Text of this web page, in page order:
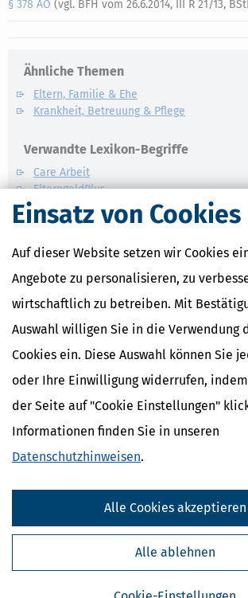
Einsatz von Cookies
Auf dieser Website setzen wir Cookies
Angebote zu personalisieren, zu
wirtschaftlich zu betreiben. Mit
Auswahl willigen Sie in die Verwendung
Cookies ein. Diese Auswahl können Sie
oder Ihre Einwilligung widerrufen,
der Seite auf "Cookie Einstellungen"
Informationen finden Sie in unseren
Datenschutzhinweisen.
Alle ablehnen
Alle Cookies akzeptieren
§ 378 AO (vgl. BFH vom 26.6.2014, III R 21/13,
Ähnliche Themen
Eltern, Familie & Ehe
Krankheit, Betreuung & Pflege
Verwandte Lexikon-Begriffe
Care Arbeit
ElterngeldPlus
Unterhaltshöchstbetrag
Kindesunterhalt
Steuertipps
Steuertipps Selbstständige